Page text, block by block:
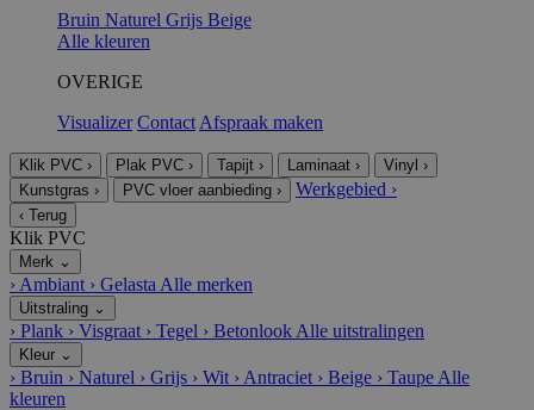
Bruin Naturel Grijs Beige
Alle kleuren
OVERIGE
Visualizer Contact Afspraak maken
Klik PVC › Plak PVC › Tapijt › Laminaat › Vinyl ›
Kunstgras › PVC vloer aanbieding › Werkgebied ›
‹ Terug
Klik PVC
Merk ⌄
› Ambiant › Gelasta Alle merken
Uitstraling ⌄
› Plank › Visgraat › Tegel › Betonlook Alle uitstralingen
Kleur ⌄
› Bruin › Naturel › Grijs › Wit › Antraciet › Beige › Taupe Alle
kleuren